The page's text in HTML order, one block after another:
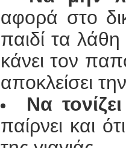
αφορά στο
παιδί τα
κάνει τον
αποκλείσει
Να
παίρνει και